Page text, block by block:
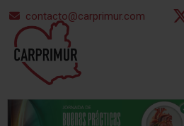
contacto@carprimur.com